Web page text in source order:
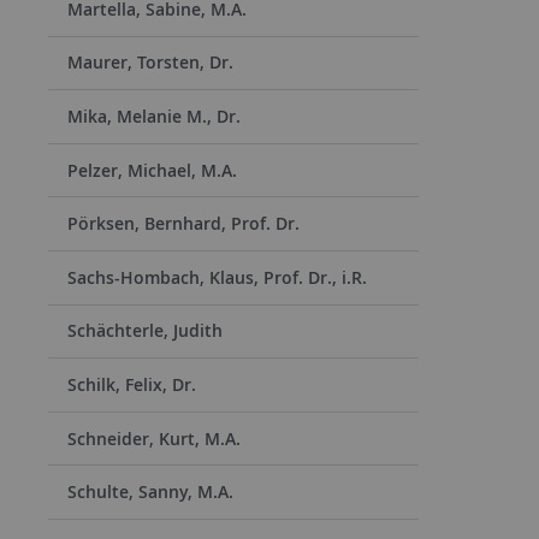
Martella, Sabine, M.A.
Maurer, Torsten, Dr.
Mika, Melanie M., Dr.
Pelzer, Michael, M.A.
Pörksen, Bernhard, Prof. Dr.
Sachs-Hombach, Klaus, Prof. Dr., i.R.
Schächterle, Judith
Schilk, Felix, Dr.
Schneider, Kurt, M.A.
Schulte, Sanny, M.A.